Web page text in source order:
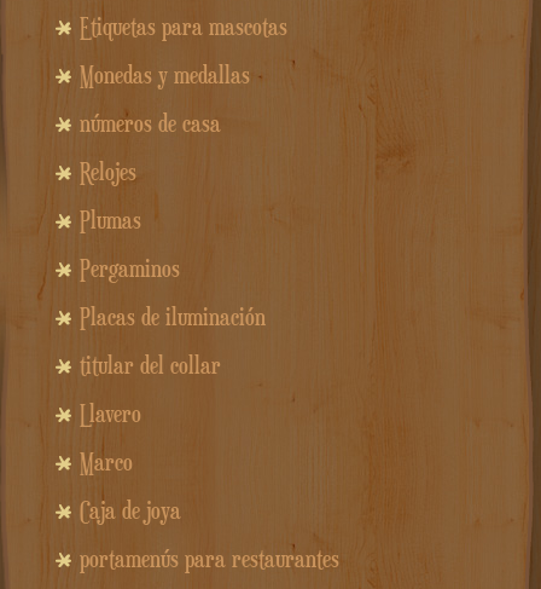
Etiquetas para mascotas
Monedas y medallas
números de casa
Relojes
Plumas
Pergaminos
Placas de iluminación
titular del collar
Llavero
Marco
Caja de joya
portamenús para restaurantes